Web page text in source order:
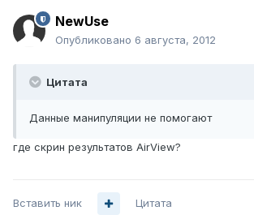
NewUse
Опубликовано 6 августа, 2012
Цитата
Данные манипуляции не помогают
где скрин результатов AirView?
Вставить ник Цитата